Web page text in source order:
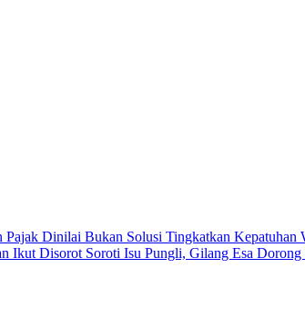
Pajak Dinilai Bukan Solusi Tingkatkan Kepatuhan
Ikut Disorot Soroti Isu Pungli, Gilang Esa